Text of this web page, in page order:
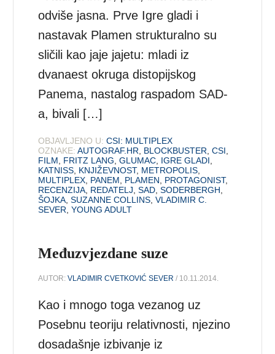
odviše jasna. Prve Igre gladi i
nastavak Plamen strukturalno su
sličili kao jaje jajetu: mladi iz
dvanaest okruga distopijskog
Panema, nastalog raspadom SAD-
a, bivali […]
OBJAVLJENO U: CSI: MULTIPLEX
OZNAKE: AUTOGRAF.HR BLOCKBUSTER ,CSI
FILM
FRITZ LANG ,GLUMAC IGRE GLADI
KATNISS KNJIŽEVNOST, METROPOLIS
MULTIPLEX PANEM PLAMEN PROTAGONIST,
RECENZIJA REDATELJ ,SAD ,SODERBERGH
ŠOJKA ,SUZANNE COLLINS ,VLADIMIR C.
SEVER ,YOUNG ADULT
Međuzvjezdane suze
AUTOR:VLADIMIR CVETKOVIĆ SEVER / 10.11.2014.
Kao i mnogo toga vezanog uz
Posebnu teoriju relativnosti, njezino
dosadašnje izbivanje iz